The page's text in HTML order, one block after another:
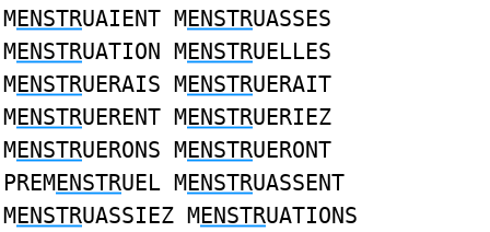
MENSTRUAIENT MENSTRUASSES
MENSTRUATION MENSTRUELLES
MENSTRUERAIS MENSTRUERAIT
MENSTRUERENT MENSTRUERIEZ
MENSTRUERONS MENSTRUERONT
PREMENSTRUEL MENSTRUASSENT
MENSTRUASSIEZ MENSTRUATIONS